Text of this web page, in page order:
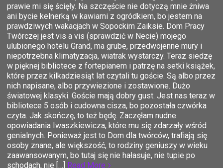
prawie mi się ścięły. Na szczęście nie dotyczą mnie żniwa
ani bycie kelnerką w kawiarni z ogródkiem, bo jestem na
prawdziwych wakacjach w Sopockim Zaiksie. Dom Pracy
Twórczej jest vis a vis (sprawdzić w Necie) mojego
ulubionego hotelu Grand, ma grube, przedwojenne mury i
niepotrzebna klimatyzacja, wiatrak wystarczy. Teraz siedzę
w pięknej bibliotece z fortepianem i patrzę na setki książek,
które przez kilkadziesiąt lat czytali tu goście. Są albo przez
nich napisane, albo przywiezione i zostawione. Dużo
światowej klasyki. Goście mają dobry gust. Jest nas teraz w
bibliotece 5 osób i cudowna cisza, bo pozostała czwórka
czyta. Jak skończę, to też będę. Zaczęłam nudne
opowiadania Iwaszkiewicza, które mu się zdarzały wśród
genialnych. Ponieważ jest to Dom dla twórców, trafiają się
osoby znane, ale większość, to rodziny geniuszy w wieku
zaawansowanym, bo tutaj się nie hałasuje, nie tupie po
schodach, nie […] Read More